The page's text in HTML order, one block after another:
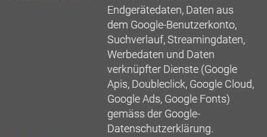
Endgerätedaten, Daten aus
dem Google-Benutzerkonto,
Suchverlauf, Streamingdaten,
Werbedaten und Daten
verknüpfter Dienste (Google
Apis, Doubleclick, Google Cloud,
Google Ads, Google Fonts)
gemäss der Google-
Datenschutzerklärung.